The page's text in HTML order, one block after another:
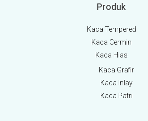
Produk
Kaca Tempered
Kaca Cermin
Kaca Hias
Kaca Grafir
Kaca Inlay
Kaca Patri